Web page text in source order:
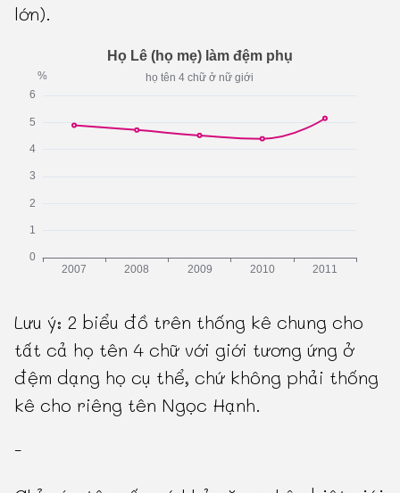
lớn).
Lưu ý: 2 biểu đồ trên thống kê chung cho
tất cả họ tên 4 chữ với giới tương ứng ở
đệm dạng họ cụ thể, chứ không phải thống
kê cho riêng tên Ngọc Hạnh.
-